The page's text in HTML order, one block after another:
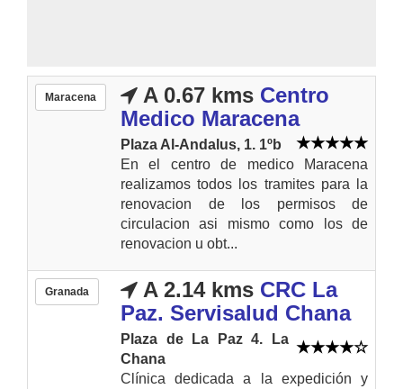
Maracena A 0.67 kms Centro
Medico Maracena
Plaza Al-Andalus, 1. 1ºb
En el centro de medico Maracena
realizamos todos los tramites para la
renovacion de los permisos de
circulacion asi mismo como los de
renovacion u obt...
Granada A 2.14 kms CRC La
Paz. Servisalud Chana
Plaza de La Paz 4. La
Chana
Clínica dedicada a la expedición y